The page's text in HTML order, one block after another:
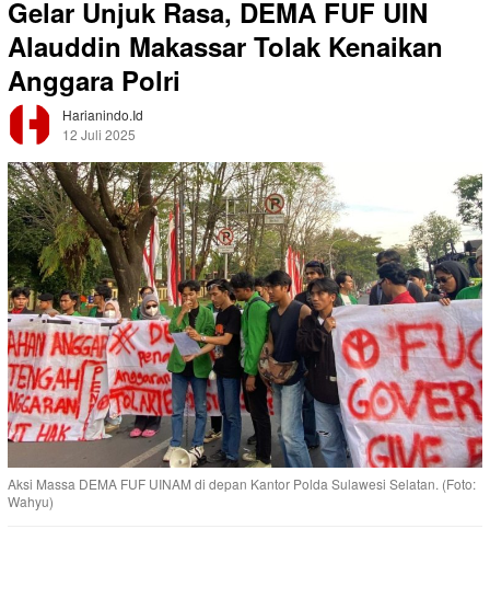
Gelar Unjuk Rasa, DEMA FUF UIN
Alauddin Makassar Tolak Kenaikan
Anggara Polri
Harianindo.id
12 Juli 2025
Aksi Massa DEMA FUF UINAM di depan Kantor Polda Sulawesi Selatan. (Foto:
Wahyu)